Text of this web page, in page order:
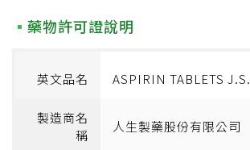
藥物許可證說明
英文品名 ASPIRIN TABLETS J.S.
製造商名
稱
人生製藥股份有限公司